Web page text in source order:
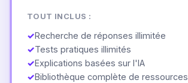
TOUT INCLUS :
✓Recherche de réponses illimitée
✓Tests pratiques illimités
✓Explications basées sur l'IA
✓Bibliothèque complète de ressources